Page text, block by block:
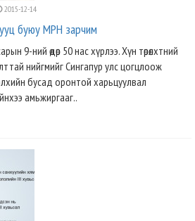
2015-12-14
буюу MPH зарчим
9-ний өдөр 50 нас хүрлээ. Хүн төрөлхтний
нийгмийг Сингапур улс цогцлоож
бусад оронтой харьцуулвал
амьжиргааг..